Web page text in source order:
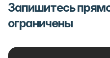
Запишитесь
ограничены